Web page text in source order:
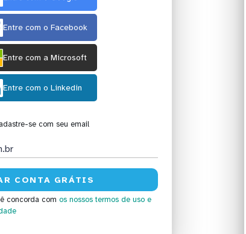
Entre com o Facebook
Entre com a Microsoft
Entre com o Linkedin
se com seu email
concorda com os nossos termos de uso e